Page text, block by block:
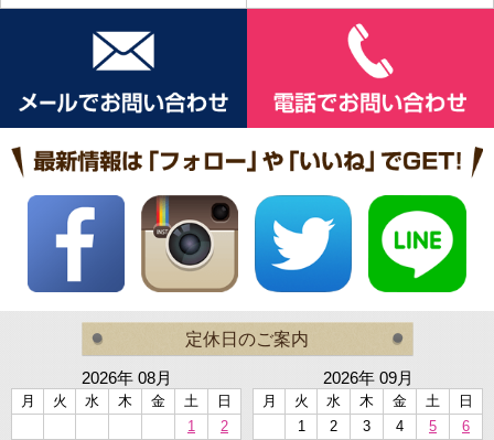
定休日のご案内
2026年 08月
月 火 水 木 金 土
日
1
2
2026年 09月
月 火 水 木 金 土
日
1
2 3 4 5 6